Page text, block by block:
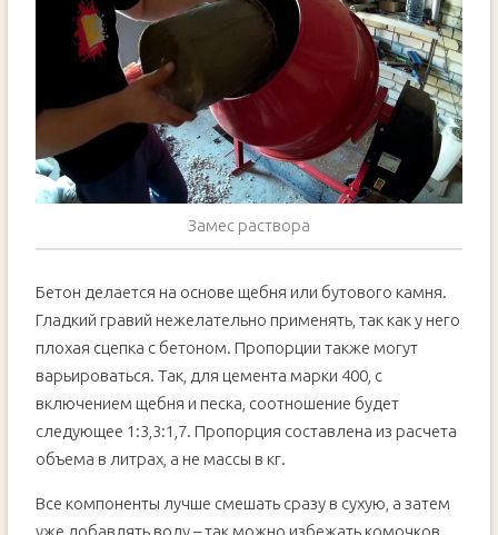
Замес раствора
Бетон делается на основе щебня или бутового камня.
Гладкий гравий нежелательно применять, так как у него
плохая сцепка с бетоном. Пропорции также могут
варьироваться. Так, для цемента марки 400, с
включением щебня и песка, соотношение будет
следующее 1:3,3:1,7. Пропорция составлена из расчета
объема в литрах, а не массы в кг.
Все компоненты лучше смешать сразу в сухую, а затем